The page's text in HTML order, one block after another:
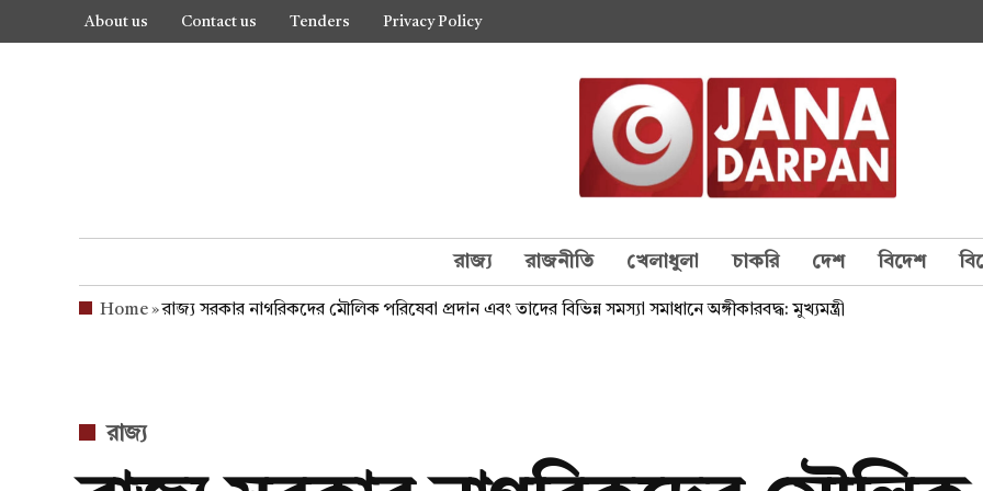
About us Contact us Tenders Privacy Policy
রাজ্য রাজনীতি খেলাধুলা চাকরি দেশ বিদেশ
Home»রাজ্য সরকার নাগরিকদের মৌলিক পরিষেবা প্রদান এবং তাদের বিভিন্ন সমস্যা সমাধানে অঙ্গীকারবদ্ধ: মুখ্যমন্ত্রী
POSTED
রাজ্য